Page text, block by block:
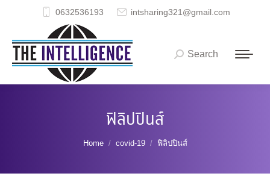
0632536193 intsharing321@gmail.com
Search:
Search
ฟิลิปปินส์
You are here:
Home covid-19 ฟิลิปปินส์